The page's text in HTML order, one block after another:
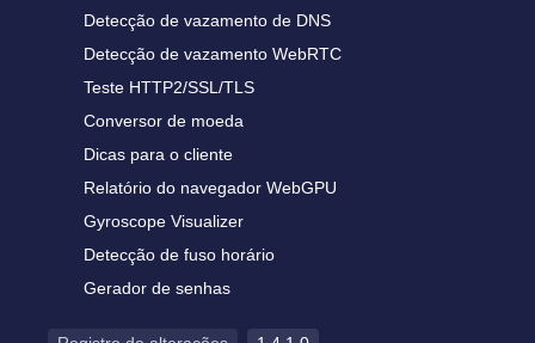
Detecção de vazamento de DNS
Detecção de vazamento WebRTC
Teste HTTP2/SSL/TLS
Conversor de moeda
Dicas para o cliente
Relatório do navegador WebGPU
Gyroscope Visualizer
Detecção de fuso horário
Gerador de senhas